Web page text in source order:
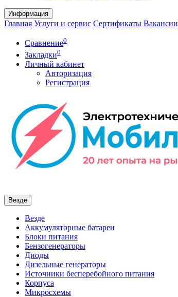
Информация
Главная Услуги и сервис Сертификаты Вакансии
Сравнение0
Закладки0
Личный кабинет
Авторизация
Регистрация
Везде
Везде
Аккумуляторные батареи
Блоки питания
Бензогенераторы
Диоды
Дизельные генераторы
Источники бесперебойного питания
Корпуса
Микросхемы